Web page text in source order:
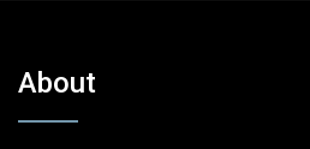
About